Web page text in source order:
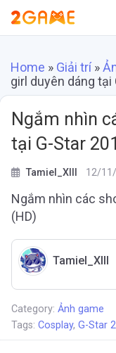
Home » Giải trí»
girl duyên dáng tại
Ngắm nhìn
tại G-Star
Tamiel_XIII 12/
Ngắm nhìn các
(HD)
Tamiel_XIII
Category: Ảnh game
Tags: Cosplay, G-Star